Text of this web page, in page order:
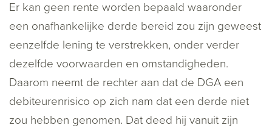
Er kan geen rente worden bepaald waaronder
een onafhankelijke derde bereid zou zijn geweest
eenzelfde lening te verstrekken, onder verder
dezelfde voorwaarden en omstandigheden.
Daarom neemt de rechter aan dat de DGA een
debiteurenrisico op zich nam dat een derde niet
zou hebben genomen. Dat deed hij vanuit zijn